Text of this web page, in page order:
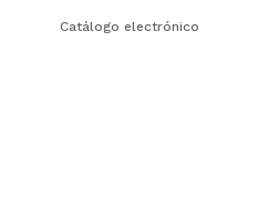
Catálogo electrónico